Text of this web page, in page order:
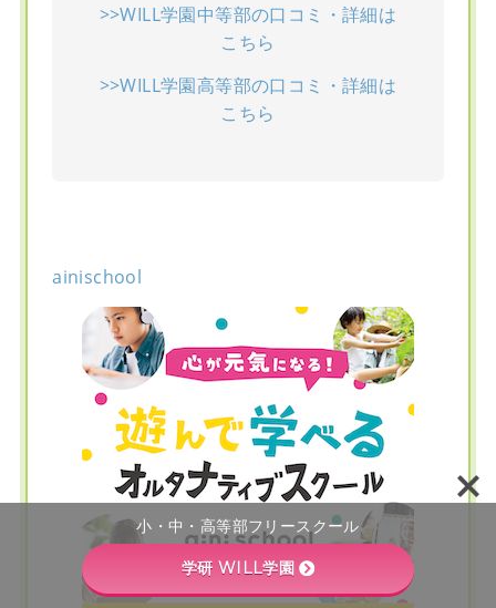
>>WILL学園中等部の口コミ・詳細は
こちら
>>WILL学園高等部の口コミ・詳細は
こちら
ainischool
小・中・高等部フリースクール
学研 WILL学園